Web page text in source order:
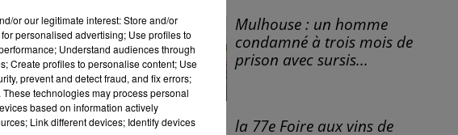
se tient
le cancer, du
la
9h à la salle
Mulhouse : un homme
condamné à trois mois de
prison avec sursis...
la 77e Foire aux vins de
or our legitimate interest: Store and/or
personalised advertising; Use profiles to
Understand audiences through
Create profiles to personalise content; Use
prevent and detect fraud, and fix errors;
technologies may process personal
based on information actively
Link different devices; Identify devices